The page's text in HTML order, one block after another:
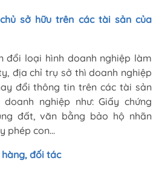
sở hữu trên các tài sản của
đổi loại hình doanh nghiệp làm
địa chỉ trụ sở thì doanh nghiệp
đổi thông tin trên các tài sản
nghiệp như: Giấy chứng
đất, văn bằng bảo hộ nhãn
phép con...
hàng, đối tác